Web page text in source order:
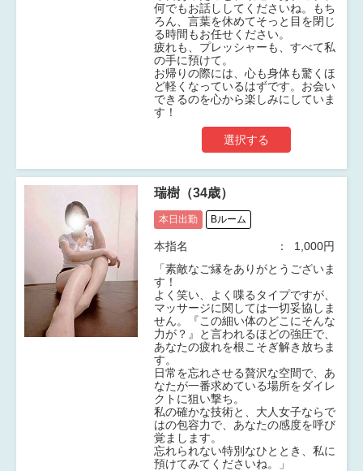
何でもお話ししてくださいね。もち
ろん、言葉を休めてそっと目を閉じ
る時間もお任せください。
​疲れも、プレッシャーも、すべて私
の手に預けて。
お帰りの際には、心も身体も驚くほ
ど軽くなっているはずです。お会い
できるのを心から楽しみにしていま
す！
選択する
瑞樹（34歳）
本日出勤 Bルーム
本指名
1,000円
「素敵なご縁をありがとうございま
す！
よく笑い、よく喋るタイプですが、
マッサージに関しては一切妥協しま
せん。『この細い体のどこにそんな
力が？』と言われるほどの強圧で、
あなたの疲れを根こそぎ解き放ちま
す。
日常を忘れさせる贅沢な空間で、あ
なたが一番求めている場所をダイレ
クトに狙い撃ち。
私の確かな技術と、大人女子ならで
はの包容力で、あなたの感度を呼び
覚まします。
忘れられない特別なひととき、私に
預けてみてくださいね。」